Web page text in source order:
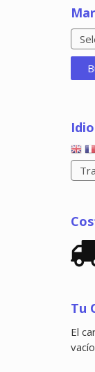
Tu
El
vacío